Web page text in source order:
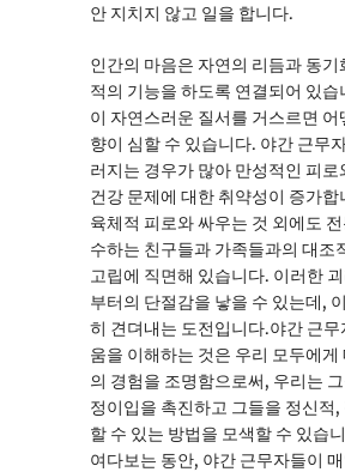
안 지치지 않고 일을 합니다.
인간의 마음은 자연의 리듬과 동기
적의 기능을 하도록 연결되어 있
이 자연스러운 질서를 거스르면 어
향이 심할 수 있습니다. 야간 근무
러지는 경우가 많아 만성적인 피로
건강 문제에 대한 취약성이 증가
육체적 피로와 싸우는 것 외에도
수하는 친구들과 가족들과의 대조
고립에 직면해 있습니다. 이러한
부터의 단절감을 낳을 수 있는데,
히 견뎌내는 도전입니다.야간 근
움을 이해하는 것은 우리 모두에
의 경험을 조명함으로써, 우리는
정이입을 촉진하고 그들을 정신적
할 수 있는 방법을 모색할 수 있습
여다보는 동안, 야간 근무자들이